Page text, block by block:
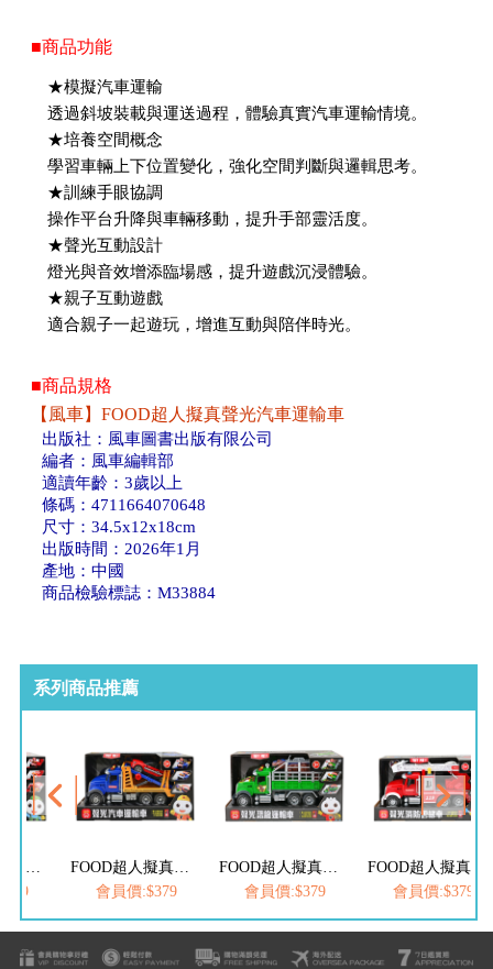
■商品功能
★模擬汽車運輸
透過斜坡裝載與運送過程，體驗真實汽車運輸情境。
★培養空間概念
學習車輛上下位置變化，強化空間判斷與邏輯思考。
★訓練手眼協調
操作平台升降與車輛移動，提升手部靈活度。
★聲光互動設計
燈光與音效增添臨場感，提升遊戲沉浸體驗。
★親子互動遊戲
適合親子一起遊玩，增進互動與陪伴時光。
■商品規格
【風車】FOOD超人擬真聲光汽車運輸車
出版社：風車圖書出版有限公司
編者：風車編輯部
適讀年齡：3歲以上
條碼：4711664070648
尺寸：34.5x12x18cm
出版時間：2026年1月
產地：中國
商品檢驗標誌：M33884
系列商品推薦
會員價:$379
會員價:$379
會員價:$379